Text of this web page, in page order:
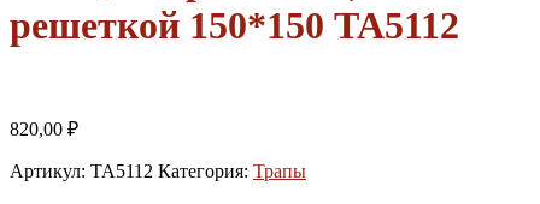
решеткой 150*150 TA5112
820,00 ₽
Артикул: TA5112 Категория: Трапы